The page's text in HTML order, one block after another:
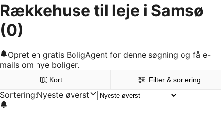
Rækkehuse til leje i Samsø
(0)
Opret en gratis BoligAgent for denne søgning og få e-
mails om nye boliger.
Kort Filter & sortering
Sortering:Nyeste øverst